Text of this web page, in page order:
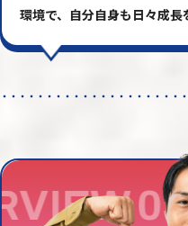
環境で、自分自身も日々成長